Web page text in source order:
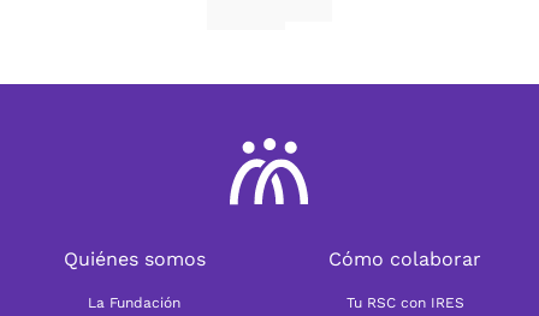
Quiénes somos
La Fundación
Cómo colaborar
Tu RSC con IRES